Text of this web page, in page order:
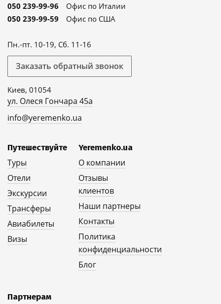
050 239-99-96
Офис по Италии
050 239-99-59
Офис по США
Пн.-пт. 10-19, Сб. 11-16
Заказать обратный звонок
Киев, 01054
ул. Олеся Гончара 45а
info@yeremenko.ua
Путешествуйте
Туры
Отели
Экскурсии
Трансферы
Авиабилеты
Визы
Yeremenko.ua
О компании
Отзывы
клиентов
Наши партнеры
Контакты
Политика
конфиденциальности
Блог
Партнерам